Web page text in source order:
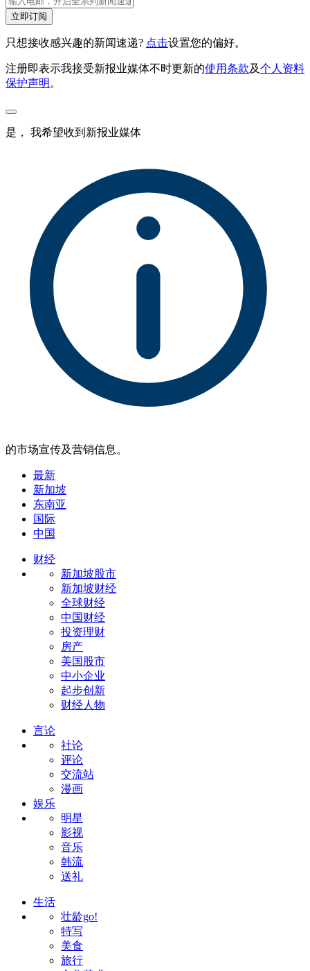
立即订阅
只想接收感兴趣的新闻速递? 点击设置您的偏好。
注册即表示我接受新报业媒体不时更新的使用条款及个人资料
保护声明 。
是， 我希望收到新报业媒体
的市场宣传及营销信息。
最新
新加坡
东南亚
国际
中国
财经
新加坡股市
新加坡财经
全球财经
中国财经
投资理财
房产
美国股市
中小企业
起步创新
财经人物
言论
社论
评论
交流站
漫画
娱乐
明星
影视
音乐
韩流
送礼
生活
壮龄go!
特写
美食
旅行